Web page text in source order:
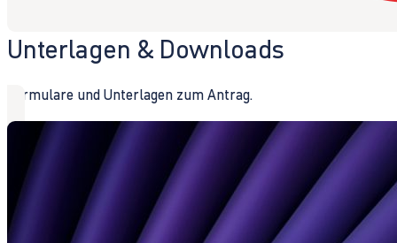
Unterlagen & Downloads
Formulare und Unterlagen zum Antrag.